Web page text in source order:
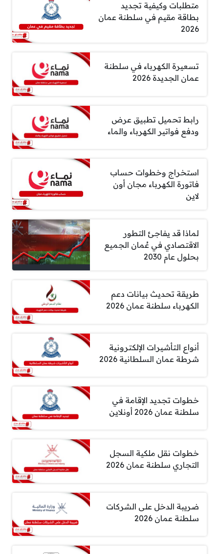
متطلبات وكيفية تجديد
بطاقة مقيم في سلطنة عمان
2026
تسعيرة الكهرباء في سلطنة
عمان الجديدة 2026
رابط تحميل تطبيق عرض
ودفع فواتير الكهرباء والماء
استخراج وخطوات حساب
فاتورة الكهرباء مجان أون
لاين
لماذا قد يفاجئ التطور
الاقتصادي في عُمان الجميع
بحلول عام 2030
طريقة تحديث بيانات دعم
الكهرباء سلطنة عمان 2026
أنواع التأشيرات الإلكترونية
شرطة عمان السلطانية 2026
خطوات تجديد الإقامة في
سلطنة عمان 2026 أونلاين
خطوات نقل ملكية السجل
التجاري سلطنة عمان 2026
ضريبة الدخل على الشركات
سلطنة عمان 2026